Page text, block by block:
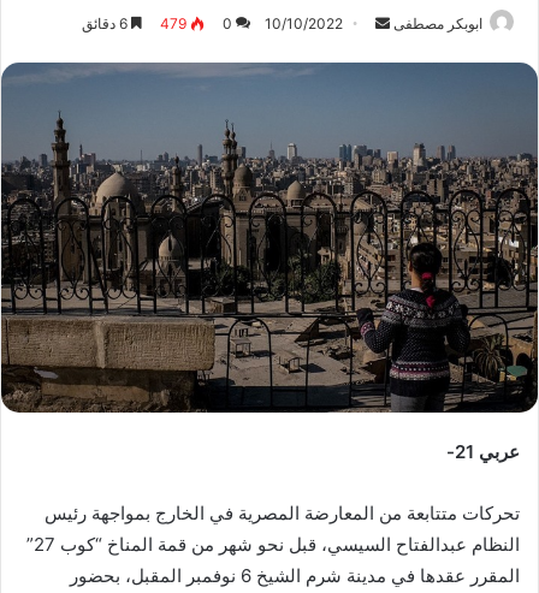
ابوبكر مصطفى
ر
ي
د
ا
إ
ل
ك
ت
ر
10/10/2022
0
479
عربي 21-
تحركات متتابعة من المعارضة المصرية في الخارج بمواجهة رئيس
النظام عبدالفتاح السيسي، قبل نحو شهر من قمة المناخ “كوب 27”
المقرر عقدها في مدينة شرم الشيخ 6 نوفمبر المقبل، بحضور